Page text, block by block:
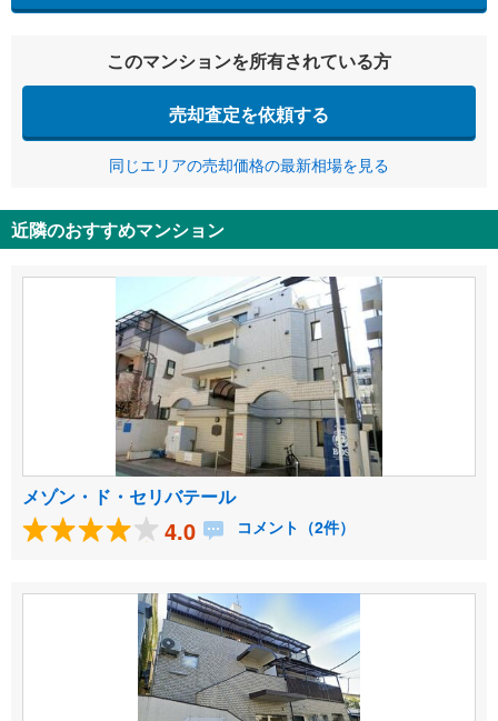
このマンションを所有されている方
売却査定を依頼する
同じエリアの売却価格の最新相場を見る
近隣のおすすめマンション
メゾン・ド・セリバテール
4.0 コメント（2件）